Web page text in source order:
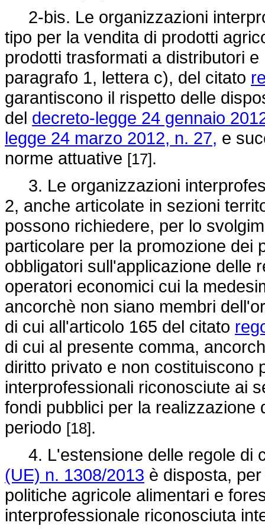
2-bis. Le organizzazioni
tipo per la vendita di prodotti
prodotti trasformati a distributori
paragrafo 1, lettera c), del citato
garantiscono il rispetto delle
del decreto-legge 24 gennaio
legge 24 marzo 2012, n. 27, e
norme attuative [17].
3. Le organizzazioni
2, anche articolate in sezioni
possono richiedere, per lo
particolare per la promozione dei
obbligatori sull'applicazione delle
operatori economici cui la
ancorchè non siano membri
di cui all'articolo 165 del citato
di cui al presente comma,
diritto privato e non costituiscono
interprofessionali riconosciute ai
fondi pubblici per la realizzazione
periodo [18].
4. L'estensione delle regole di
(UE) n. 1308/2013 è disposta,
politiche agricole alimentari e
interprofessionale riconosciuta